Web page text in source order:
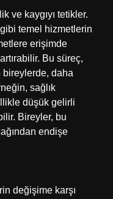
ve kaygıyı tetikler.
temel hizmetlerin
erişimde
Bu süreç,
daha
sağlık
düşük gelirli
Bireyler, bu
endişe
değişime karşı